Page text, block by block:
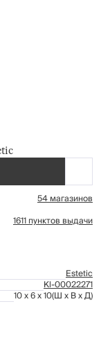
54 магазинов
1611 пунктов выдачи
Estetic
Kl-00022271
10 x 6 x 10(Ш x В x Д)